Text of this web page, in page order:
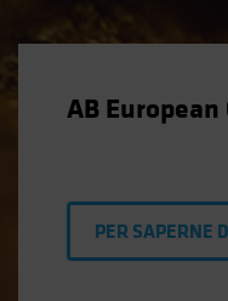
AB
PER SAPERNE